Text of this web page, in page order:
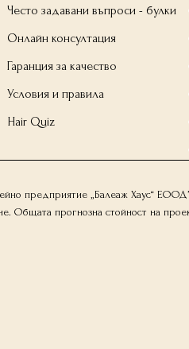
Често задавани въпроси - булки
Онлайн консултация
Гаранция за качество
Условия и правила
Hair Quiz
предприятие „Балеаж Хаус“
прогнозна стойност на